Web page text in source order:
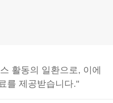
활동의 일환으로, 이에
를 제공받습니다."